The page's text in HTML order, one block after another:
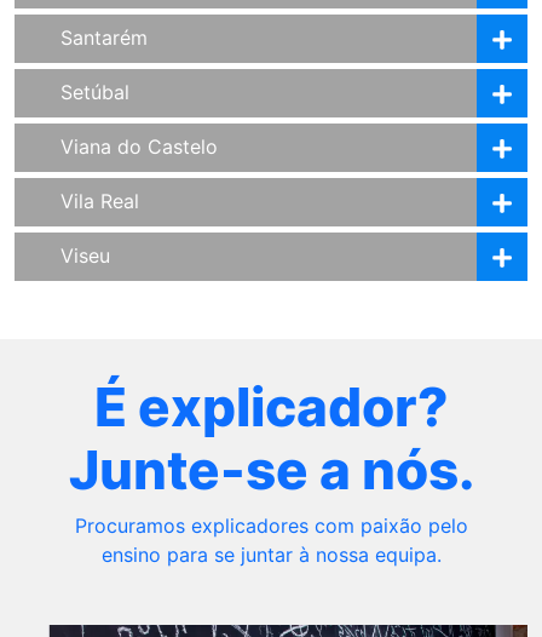
Santarém
Setúbal
Viana do Castelo
Vila Real
Viseu
É explicador?
Junte-se a nós.
Procuramos explicadores com paixão pelo
ensino para se juntar à nossa equipa.